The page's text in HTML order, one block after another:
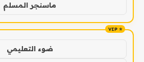
ماسنجر المسلم
ضوء التعليمي